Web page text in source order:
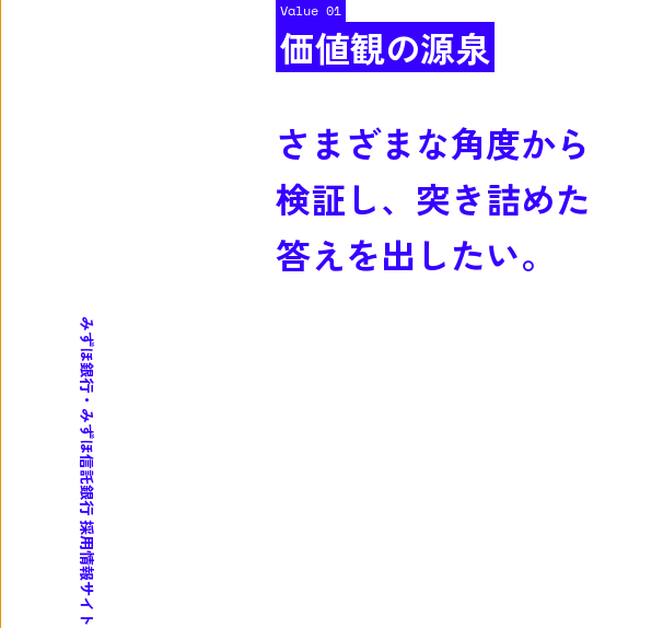
みずほ銀行・みずほ信託銀行
採用情報サイト
Value 01
価値観の源泉
さまざまな角度から
検証し、突き詰めた
答えを出したい。